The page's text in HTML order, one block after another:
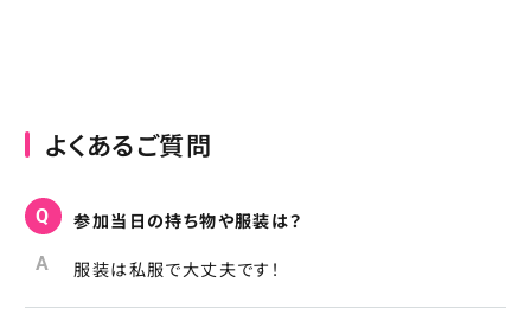
よくあるご質問
Q 参加当日の持ち物や服装は？
A 服装は私服で大丈夫です！